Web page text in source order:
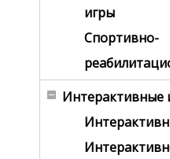
игры
Спортивно-
Интерактивные